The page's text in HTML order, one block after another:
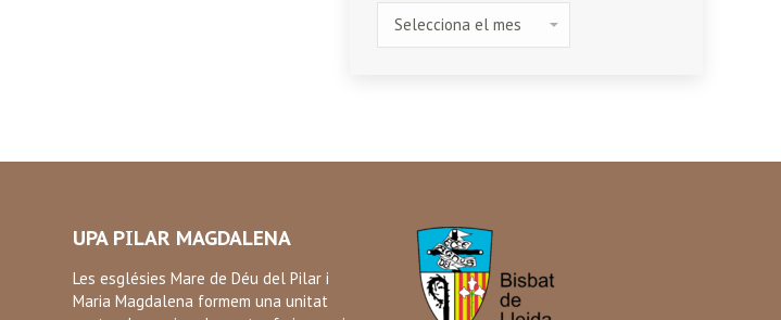
UPA PILAR MAGDALENA
Les esglésies Mare de Déu del Pilar i
Maria Magdalena formem una unitat